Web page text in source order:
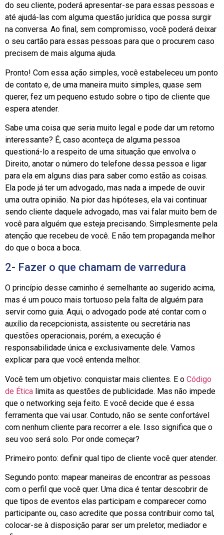
do seu cliente, poderá apresentar-se para essas pessoas e
até ajudá-las com alguma questão jurídica que possa surgir
na conversa. Ao final, sem compromisso, você poderá deixar
o seu cartão para essas pessoas para que o procurem caso
precisem de mais alguma ajuda.
Pronto! Com essa ação simples, você estabeleceu um ponto
de contato e, de uma maneira muito simples, quase sem
querer, fez um pequeno estudo sobre o tipo de cliente que
espera atender.
Sabe uma coisa que seria muito legal e pode dar um retorno
interessante? É, caso aconteça de alguma pessoa
questioná-lo a respeito de uma situação que envolva o
Direito, anotar o número do telefone dessa pessoa e ligar
para ela em alguns dias para saber como estão as coisas.
Ela pode já ter um advogado, mas nada a impede de ouvir
uma outra opinião. Na pior das hipóteses, ela vai continuar
sendo cliente daquele advogado, mas vai falar muito bem de
você para alguém que esteja precisando. Simplesmente pela
atenção que recebeu de você. E não tem propaganda melhor
do que o boca a boca.
2- Fazer o que chamam de varredura
O princípio desse caminho é semelhante ao sugerido acima,
mas é um pouco mais tortuoso pela falta de alguém para
servir como guia. Aqui, o advogado pode até contar com o
auxílio da recepcionista, assistente ou secretária nas
questões operacionais, porém, a execução é
responsabilidade única e exclusivamente dele. Vamos
explicar para que você entenda melhor.
Você tem um objetivo: conquistar mais clientes. E o Código
de Ética limita as questões de publicidade. Mas não impede
que o networking seja feito. E você decide que é essa
ferramenta que vai usar. Contudo, não se sente confortável
com nenhum cliente para recorrer a ele. Isso significa que o
seu voo será solo. Por onde começar?
Primeiro ponto: definir qual tipo de cliente você quer atender.
Segundo ponto: mapear maneiras de encontrar as pessoas
com o perfil que você quer. Uma dica é tentar descobrir de
que tipos de eventos elas participam e comparecer como
participante ou, caso acredite que possa contribuir como tal,
colocar-se à disposição parar ser um preletor, mediador e